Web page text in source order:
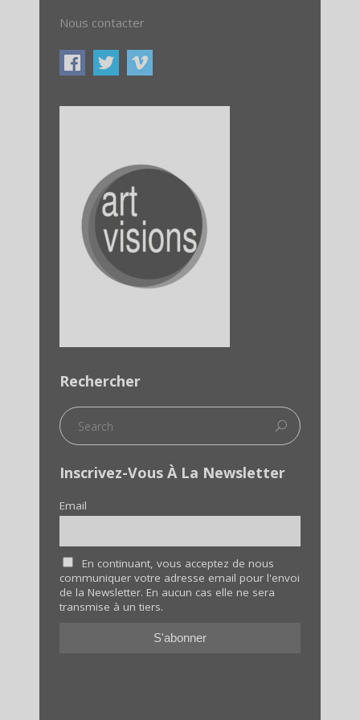
Nous contacter
Rechercher
Inscrivez-Vous À La Newsletter
Email
En continuant, vous acceptez de nous
communiquer votre adresse email pour l'envoi
de la Newsletter. En aucun cas elle ne sera
transmise à un tiers.